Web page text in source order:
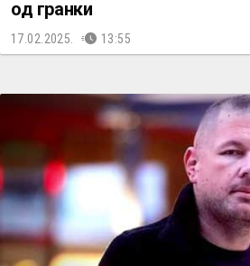
од гранки
17.02.2025. 13:55